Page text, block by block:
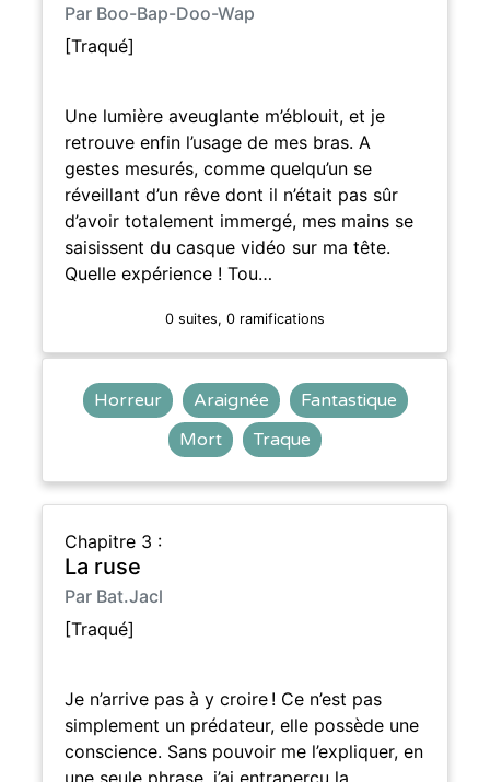
Par Boo-Bap-Doo-Wap
[Traqué]
Une lumière aveuglante m’éblouit, et je
retrouve enfin l’usage de mes bras. A
gestes mesurés, comme quelqu’un se
réveillant d’un rêve dont il n’était pas sûr
d’avoir totalement immergé, mes mains se
saisissent du casque vidéo sur ma tête.
Quelle expérience ! Tou…
0 suites, 0 ramifications
Horreur Araignée
Fantastique
Mort
Traque
Chapitre 3 :
La ruse
Par Bat.Jacl
[Traqué]
Je n’arrive pas à y croire ! Ce n’est pas
simplement un prédateur, elle possède une
conscience. Sans pouvoir me l’expliquer, en
une seule phrase, j’ai entraperçu la